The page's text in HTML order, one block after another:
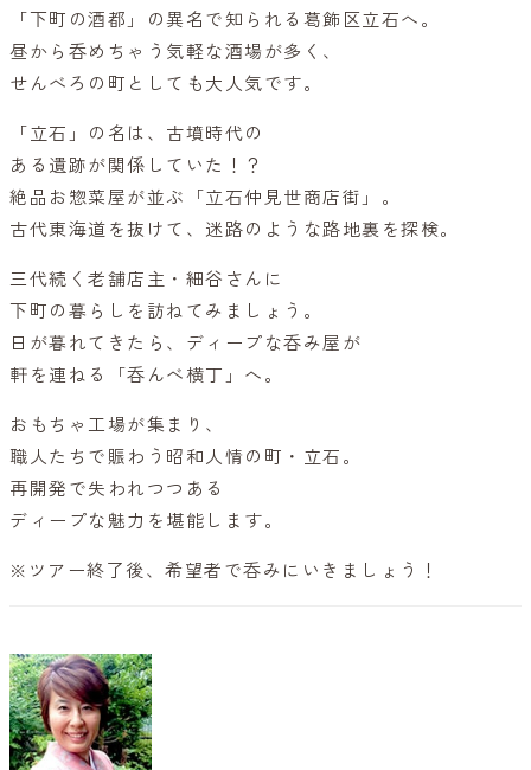
「下町の酒都」の異名で知られる葛飾区立石へ。
昼から呑めちゃう気軽な酒場が多く、
せんべろの町としても大人気です。
「立石」の名は、古墳時代の
ある遺跡が関係していた！？
絶品お惣菜屋が並ぶ「立石仲見世商店街」。
古代東海道を抜けて、迷路のような路地裏を探検。
三代続く老舗店主・細谷さんに
下町の暮らしを訪ねてみましょう。
日が暮れてきたら、ディープな呑み屋が
軒を連ねる「呑んべ横丁」へ。
おもちゃ工場が集まり、
職人たちで賑わう昭和人情の町・立石。
再開発で失われつつある
ディープな魅力を堪能します。
※ツアー終了後、希望者で呑みにいきましょう！